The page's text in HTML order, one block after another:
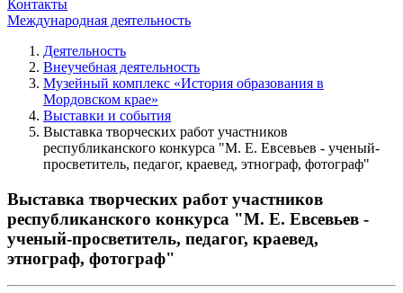
Контакты
Международная деятельность
Деятельность
Внеучебная деятельность
Музейный комплекс «История образования в
Мордовском крае»
Выставки и события
Выставка творческих работ участников
республиканского конкурса "М. Е. Евсевьев - ученый-
просветитель, педагог, краевед, этнограф, фотограф"
Выставка творческих работ участников
республиканского конкурса "М. Е. Евсевьев -
ученый-просветитель, педагог, краевед,
этнограф, фотограф"